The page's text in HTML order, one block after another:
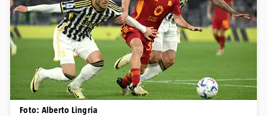
Foto: Alberto Lingria